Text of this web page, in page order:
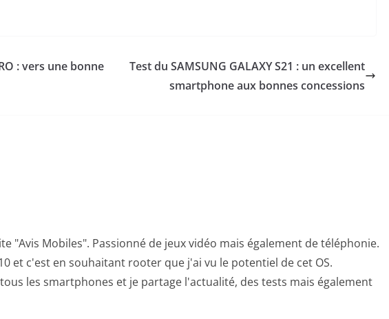
: vers une bonne
Test du SAMSUNG GALAXY S21 : un excellent
smartphone aux bonnes concessions
"Avis Mobiles". Passionné de jeux vidéo mais également de téléphonie.
et c'est en souhaitant rooter que j'ai vu le potentiel de cet OS.
les smartphones et je partage l'actualité, des tests mais également